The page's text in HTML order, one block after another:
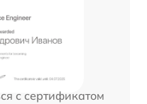
с сертификатом